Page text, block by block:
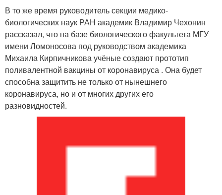
В то же время руководитель секции медико-
биологических наук РАН академик Владимир Чехонин
рассказал, что на базе биологического факультета МГУ
имени Ломоносова под руководством академика
Михаила Кирпичникова учёные создают прототип
поливалентной вакцины от коронавируса . Она будет
способна защитить не только от нынешнего
коронавируса, но и от многих других его
разновидностей.